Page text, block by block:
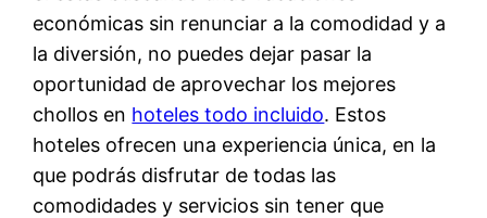
económicas sin renunciar a la comodidad y a
la diversión, no puedes dejar pasar la
oportunidad de aprovechar los mejores
chollos en hoteles todo incluido. Estos
hoteles ofrecen una experiencia única, en la
que podrás disfrutar de todas las
comodidades y servicios sin tener que